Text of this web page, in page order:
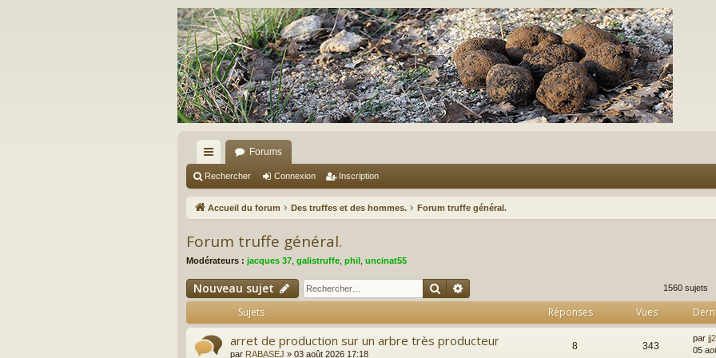
ac
co
ci
Forums
Rechercher Connexion Inscription
Accueil du forum Des truffes et des hommes. Forum truffe général.
Forum truffe général.
Modérateurs : jacques 37 galistruffe phil uncinat55
Nouveau sujet Rechercher 1560 sujets
Sujets Réponses Vues
arret de production sur un arbre très producteur
par RABASEJ » 03 août 2026 17:18
8 343
par
05